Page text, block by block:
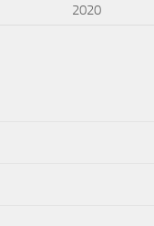
2020